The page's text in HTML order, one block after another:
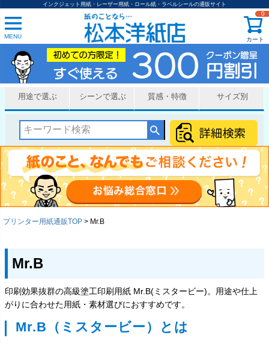
インクジェット用紙・レーザー用紙・ロール紙・ラベルシールの通販サイト
MENU カート
0
用途で選ぶ シーンで選ぶ 質感・特徴 サイズ別
プリンター用紙通販TOP Mr.B
Mr.B
印刷効果抜群の高級塗工印刷用紙 Mr.B(ミスタービー)。用途や仕上
がりに合わせた用紙・素材選びにおすすめです。
Mr.B（ミスタービー）とは